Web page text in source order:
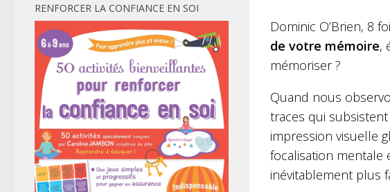
Dominic O’Brien, 8
de votre mémoire,
mémoriser ?
Quand nous
traces qui
impression visuelle
focalisation mentale
inévitablement plus
RENFORCER LA CONFIANCE EN SOI